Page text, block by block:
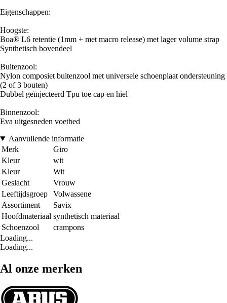
Eigenschappen:
Hoogste:
Boa® L6 retentie (1mm + met macro release) met lager volume strap
Synthetisch bovendeel
Buitenzool:
Nylon composiet buitenzool met universele schoenplaat ondersteuning
(2 of 3 bouten)
Dubbel geïnjecteerd Tpu toe cap en hiel
Binnenzool:
Eva uitgesneden voetbed
Aanvullende informatie
Merk
Giro
Kleur
wit
Kleur
Wit
Geslacht
Vrouw
Leeftijdsgroep
Volwassene
Assortiment
Savix
Hoofdmateriaal synthetisch materiaal
Schoenzool
crampons
Loading...
Loading...
Al onze merken